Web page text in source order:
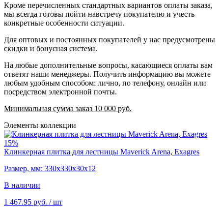
Кроме перечисленных стандартных вариантов оплаты заказа,
мы всегда готовы пойти навстречу покупателю и учесть
конкретные особенности ситуации.
Для оптовых и постоянных покупателей у нас предусмотрены
скидки и бонусная система.
На любые дополнительные вопросы, касающиеся оплаты вам
ответят наши менеджеры. Получить информацию вы можете
любым удобным способом: лично, по телефону, онлайн или
посредством электронной почты.
Минимальная сумма заказ 10 000 руб.
Элементы коллекции
15%
Клинкерная плитка для лестницы Maverick Arena, Exagres
Размер, мм: 330х330х30х12
В наличии
1 467.95 руб. / шт